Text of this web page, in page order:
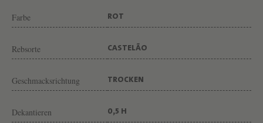
I
G
T
Farbe ROT
Rebsorte CASTELÃO
Geschmacksrichtung TROCKEN
Dekantieren 0,5 H